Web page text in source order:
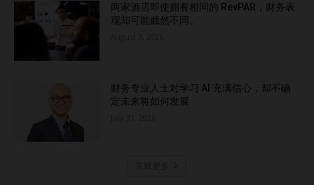
两家酒店即使拥有相同的 RevPAR，财务表
现却可能截然不同。
财务专业人士对学习 AI 充满信心，却不确
定未来将如何发展